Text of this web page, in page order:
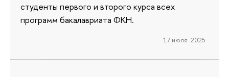
студенты первого и второго курса всех
программ бакалавриата ФКН.
17 июля 2025